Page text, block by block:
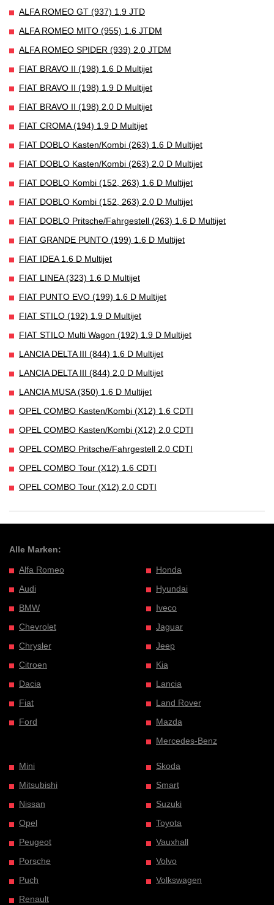
ALFA ROMEO GT (937) 1.9 JTD
ALFA ROMEO MITO (955) 1.6 JTDM
ALFA ROMEO SPIDER (939) 2.0 JTDM
FIAT BRAVO II (198) 1.6 D Multijet
FIAT BRAVO II (198) 1.9 D Multijet
FIAT BRAVO II (198) 2.0 D Multijet
FIAT CROMA (194) 1.9 D Multijet
FIAT DOBLO Kasten/Kombi (263) 1.6 D Multijet
FIAT DOBLO Kasten/Kombi (263) 2.0 D Multijet
FIAT DOBLO Kombi (152, 263) 1.6 D Multijet
FIAT DOBLO Kombi (152, 263) 2.0 D Multijet
FIAT DOBLO Pritsche/Fahrgestell (263) 1.6 D Multijet
FIAT GRANDE PUNTO (199) 1.6 D Multijet
FIAT IDEA 1.6 D Multijet
FIAT LINEA (323) 1.6 D Multijet
FIAT PUNTO EVO (199) 1.6 D Multijet
FIAT STILO (192) 1.9 D Multijet
FIAT STILO Multi Wagon (192) 1.9 D Multijet
LANCIA DELTA III (844) 1.6 D Multijet
LANCIA DELTA III (844) 2.0 D Multijet
LANCIA MUSA (350) 1.6 D Multijet
OPEL COMBO Kasten/Kombi (X12) 1.6 CDTI
OPEL COMBO Kasten/Kombi (X12) 2.0 CDTI
OPEL COMBO Pritsche/Fahrgestell 2.0 CDTI
OPEL COMBO Tour (X12) 1.6 CDTI
OPEL COMBO Tour (X12) 2.0 CDTI
Alle Marken:
Alfa Romeo
Audi
BMW
Chevrolet
Chrysler
Citroen
Dacia
Fiat
Ford
Honda
Hyundai
Iveco
Jaguar
Jeep
Kia
Lancia
Land Rover
Mazda
Mercedes-Benz
Mini
Mitsubishi
Nissan
Opel
Peugeot
Porsche
Puch
Renault
Skoda
Smart
Suzuki
Toyota
Vauxhall
Volvo
Volkswagen